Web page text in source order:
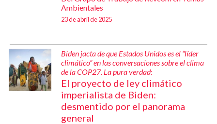
Ambientales
23 de abril de 2025
Biden jacta de que Estados Unidos es el “líder
climático” en las conversaciones sobre el clima
de la COP27. La pura verdad:
El proyecto de ley climático
imperialista de Biden:
desmentido por el panorama
general